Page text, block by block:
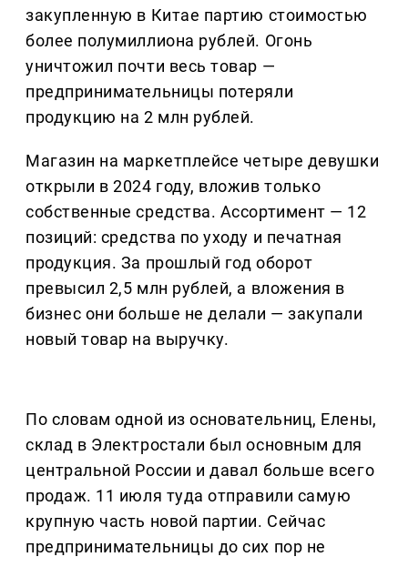
закупленную в Китае партию стоимостью
более полумиллиона рублей. Огонь
уничтожил почти весь товар —
предпринимательницы потеряли
продукцию на 2 млн рублей.
Магазин на маркетплейсе четыре девушки
открыли в 2024 году, вложив только
собственные средства. Ассортимент — 12
позиций: средства по уходу и печатная
продукция. За прошлый год оборот
превысил 2,5 млн рублей, а вложения в
бизнес они больше не делали — закупали
новый товар на выручку.
По словам одной из основательниц, Елены,
склад в Электростали был основным для
центральной России и давал больше всего
продаж. 11 июля туда отправили самую
крупную часть новой партии. Сейчас
предпринимательницы до сих пор не